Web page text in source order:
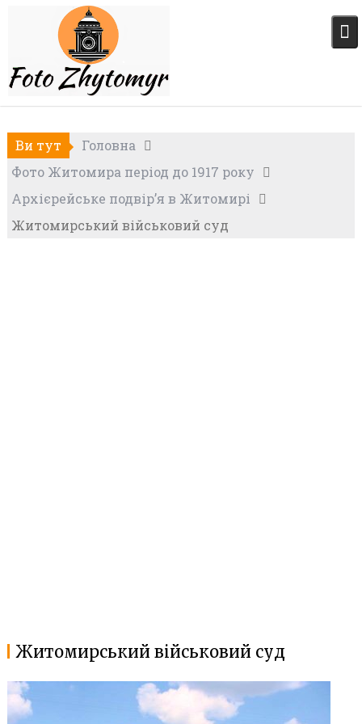
Ви тут
Головна
Фото Житомира період до 1917 року
Архієрейське подвір’я в Житомирі
Житомирський військовий суд
Житомирський військовий суд